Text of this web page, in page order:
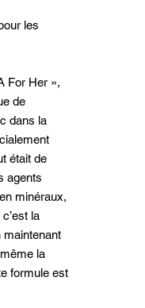
les
For Her »,
de
dans la
était de
agents
minéraux,
la
maintenant
la
formule est